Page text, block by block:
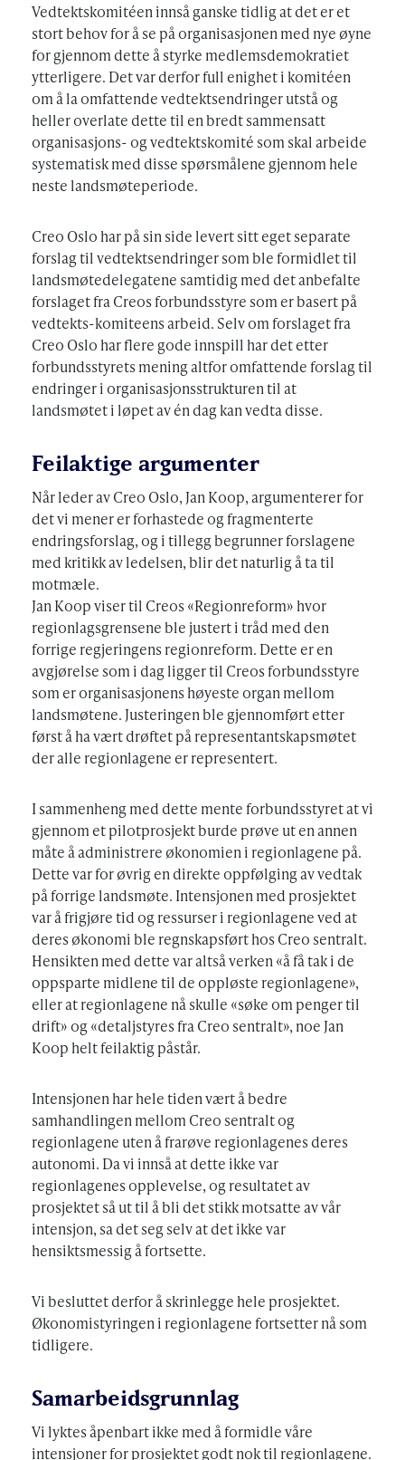
Vedtektskomitéen innså ganske tidlig at det er et
stort behov for å se på organisasjonen med nye øyne
for gjennom dette å styrke medlemsdemokratiet
ytterligere. Det var derfor full enighet i komitéen
om å la omfattende vedtektsendringer utstå og
heller overlate dette til en bredt sammensatt
organisasjons- og vedtektskomité som skal arbeide
systematisk med disse spørsmålene gjennom hele
neste landsmøteperiode.
Creo Oslo har på sin side levert sitt eget separate
forslag til vedtektsendringer som ble formidlet til
landsmøtedelegatene samtidig med det anbefalte
forslaget fra Creos forbundsstyre som er basert på
vedtekts-komiteens arbeid. Selv om forslaget fra
Creo Oslo har flere gode innspill har det etter
forbundsstyrets mening altfor omfattende forslag til
endringer i organisasjonsstrukturen til at
landsmøtet i løpet av én dag kan vedta disse.
Feilaktige argumenter
Når leder av Creo Oslo, Jan Koop, argumenterer for
det vi mener er forhastede og fragmenterte
endringsforslag, og i tillegg begrunner forslagene
med kritikk av ledelsen, blir det naturlig å ta til
motmæle.
Jan Koop viser til Creos «Regionreform» hvor
regionlagsgrensene ble justert i tråd med den
forrige regjeringens regionreform. Dette er en
avgjørelse som i dag ligger til Creos forbundsstyre
som er organisasjonens høyeste organ mellom
landsmøtene. Justeringen ble gjennomført etter
først å ha vært drøftet på representantskapsmøtet
der alle regionlagene er representert.
I sammenheng med dette mente forbundsstyret at vi
gjennom et pilotprosjekt burde prøve ut en annen
måte å administrere økonomien i regionlagene på.
Dette var for øvrig en direkte oppfølging av vedtak
på forrige landsmøte. Intensjonen med prosjektet
var å frigjøre tid og ressurser i regionlagene ved at
deres økonomi ble regnskapsført hos Creo sentralt.
Hensikten med dette var altså verken «å få tak i de
oppsparte midlene til de oppløste regionlagene»,
eller at regionlagene nå skulle «søke om penger til
drift» og «detaljstyres fra Creo sentralt», noe Jan
Koop helt feilaktig påstår.
Intensjonen har hele tiden vært å bedre
samhandlingen mellom Creo sentralt og
regionlagene uten å frarøve regionlagenes deres
autonomi. Da vi innså at dette ikke var
regionlagenes opplevelse, og resultatet av
prosjektet så ut til å bli det stikk motsatte av vår
intensjon, sa det seg selv at det ikke var
hensiktsmessig å fortsette.
Vi besluttet derfor å skrinlegge hele prosjektet.
Økonomistyringen i regionlagene fortsetter nå som
tidligere.
Samarbeidsgrunnlag
Vi lyktes åpenbart ikke med å formidle våre
intensjoner for prosjektet godt nok til regionlagene.